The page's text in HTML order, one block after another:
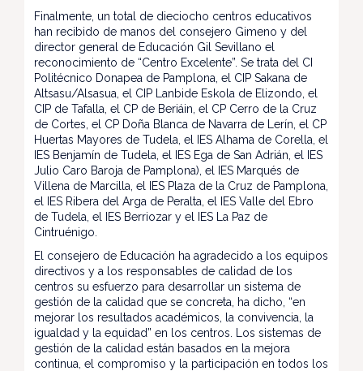
Finalmente, un total de dieciocho centros educativos
han recibido de manos del consejero Gimeno y del
director general de Educación Gil Sevillano el
reconocimiento de “Centro Excelente”. Se trata del CI
Politécnico Donapea de Pamplona, el CIP Sakana de
Altsasu/Alsasua, el CIP Lanbide Eskola de Elizondo, el
CIP de Tafalla, el CP de Beriáin, el CP Cerro de la Cruz
de Cortes, el CP Doña Blanca de Navarra de Lerín, el CP
Huertas Mayores de Tudela, el IES Alhama de Corella, el
IES Benjamín de Tudela, el IES Ega de San Adrián, el IES
Julio Caro Baroja de Pamplona), el IES Marqués de
Villena de Marcilla, el IES Plaza de la Cruz de Pamplona,
el IES Ribera del Arga de Peralta, el IES Valle del Ebro
de Tudela, el IES Berriozar y el IES La Paz de
Cintruénigo.
El consejero de Educación ha agradecido a los equipos
directivos y a los responsables de calidad de los
centros su esfuerzo para desarrollar un sistema de
gestión de la calidad que se concreta, ha dicho, “en
mejorar los resultados académicos, la convivencia, la
igualdad y la equidad” en los centros. Los sistemas de
gestión de la calidad están basados en la mejora
continua, el compromiso y la participación en todos los